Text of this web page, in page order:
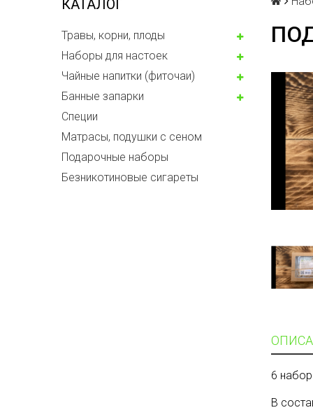
КАТАЛОГ
Травы, корни, плоды
Наборы для настоек
Чайные напитки (фиточаи)
Банные запарки
Специи
Матрасы, подушки с сеном
Подарочные наборы
Безникотиновые сигареты
6
В